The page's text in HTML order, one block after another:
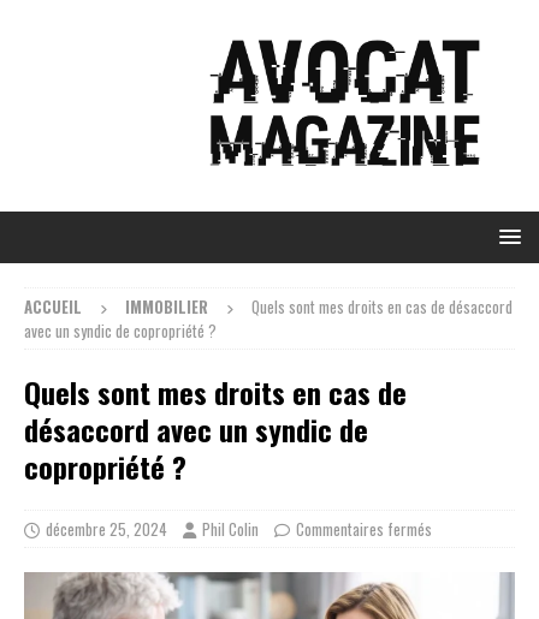
ACCUEIL IMMOBILIER
Quels sont mes droits en cas de désaccord
avec un syndic de copropriété ?
Quels sont mes droits en cas de
désaccord avec un syndic de
copropriété ?
décembre 25, 2024 Phil Colin Commentaires fermés